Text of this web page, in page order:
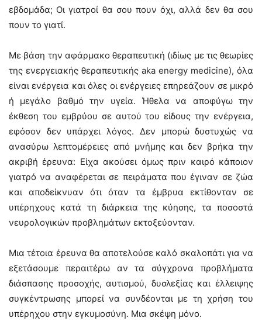
εβδομάδα; Οι γιατροί θα σου πουν όχι, αλλά δεν θα σου
πουν το γιατί.
Με βάση την αφάρμακο θεραπευτική (ιδίως με τις θεωρίες
της ενεργειακής θεραπευτικής aka energy medicine), όλα
είναι ενέργεια και όλες οι ενέργειες επηρεάζουν σε μικρό
ή μεγάλο βαθμό την υγεία. Ήθελα να αποφύγω την
έκθεση του εμβρύου σε αυτού του είδους την ενέργεια,
εφόσον δεν υπάρχει λόγος. Δεν μπορώ δυστυχώς να
ανασύρω λεπτομέρειες από μνήμης και δεν βρήκα την
ακριβή έρευνα: Είχα ακούσει όμως πριν καιρό κάποιον
γιατρό να αναφέρεται σε πειράματα που έγιναν σε ζώα
και αποδείκνυαν ότι όταν τα έμβρυα εκτίθονταν σε
υπέρηχους κατά τη διάρκεια της κύησης, τα ποσοστά
νευρολογικών προβλημάτων εκτοξεύονταν.
Μια τέτοια έρευνα θα αποτελούσε καλό σκαλοπάτι για να
εξετάσουμε περαιτέρω αν τα σύγχρονα προβλήματα
διάσπασης προσοχής, αυτισμού, δυσλεξίας και έλλειψης
συγκέντρωσης μπορεί να συνδέονται με τη χρήση του
υπέρηχου στην εγκυμοσύνη. Μια σκέψη μόνο.